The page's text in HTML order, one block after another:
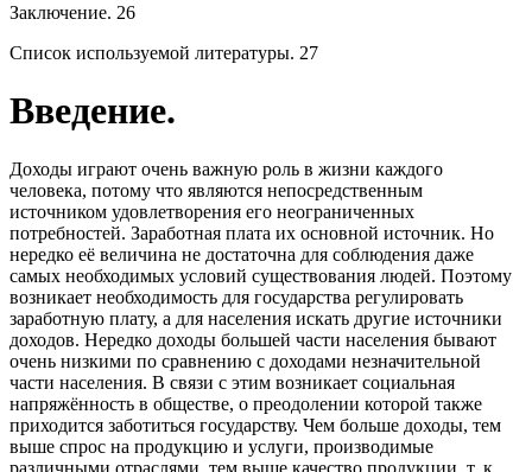
Заключение. 26
Список используемой литературы. 27
Введение.
Доходы играют очень важную роль в жизни каждого
человека, потому что являются непосредственным
источником удовлетворения его неограниченных
потребностей. Заработная плата их основной источник. Но
нередко её величина не достаточна для соблюдения даже
самых необходимых условий существования людей. Поэтому
возникает необходимость для государства регулировать
заработную плату, а для населения искать другие источники
доходов. Нередко доходы большей части населения бывают
очень низкими по сравнению с доходами незначительной
части населения. В связи с этим возникает социальная
напряжённость в обществе, о преодолении которой также
приходится заботиться государству. Чем больше доходы, тем
выше спрос на продукцию и услуги, производимые
различными отраслями, тем выше качество продукции, т. к.